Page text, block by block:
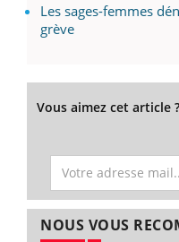
Les sages-femmes
grève
Vous aimez cet article
NOUS VOUS